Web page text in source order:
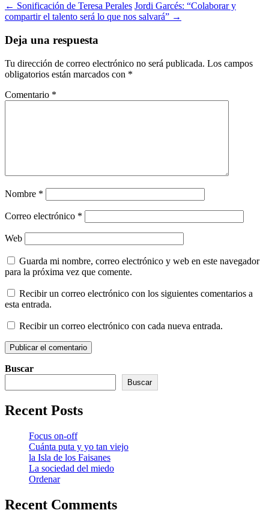
Navegación
de
entradas
← Sonificación de Teresa Perales Jordi Garcés: “Colaborar y
compartir el talento será lo que nos salvará” →
Deja una respuesta
Tu dirección de correo electrónico no será publicada. Los campos
obligatorios están marcados con *
Comentario *
Nombre *
Correo electrónico *
Web
Guarda mi nombre, correo electrónico y web en este navegador
para la próxima vez que comente.
Recibir un correo electrónico con los siguientes comentarios a
esta entrada.
Recibir un correo electrónico con cada nueva entrada.
Buscar
Buscar
Recent Posts
Focus on-off
Cuánta puta y yo tan viejo
la Isla de los Faisanes
La sociedad del miedo
Ordenar
Recent Comments